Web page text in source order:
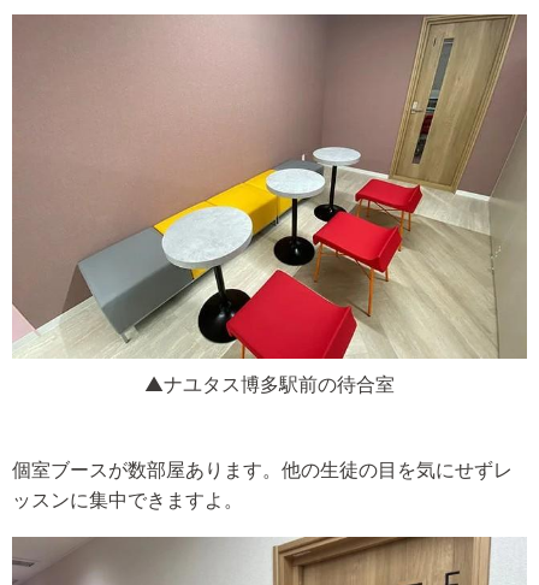
▲ナユタス博多駅前の待合室
個室ブースが数部屋あります。他の生徒の目を気にせずレ
ッスンに集中できますよ。